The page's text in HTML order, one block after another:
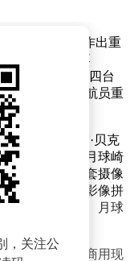
耳忒弥斯计划作出重
名为“月球陨落
月球南极投放四台
，为2028年宇航员重
持。
项目负责人雷·贝克
技术经验，在月球崎
每台均配备10套摄像
作，通过拍摄影像拼
天员着陆选址、月球
务，其采用的商用现
，关注公